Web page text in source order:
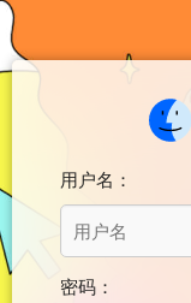
用户名：
密码：